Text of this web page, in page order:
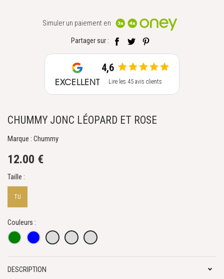
Simuler un paiement en
Partager sur :
EXCELLENT
4,6
Lire les 45 avis clients
CHUMMY JONC LÉOPARD ET ROSE
Marque : Chummy
12.00 €
Taille :
TU
Couleurs :
DESCRIPTION